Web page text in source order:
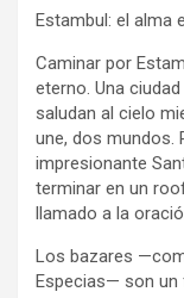
Estambul: el alma
Caminar por
eterno. Una
saludan al cielo
une, dos mundos.
impresionante
terminar en un
llamado a la
Los bazares
Especias— son un